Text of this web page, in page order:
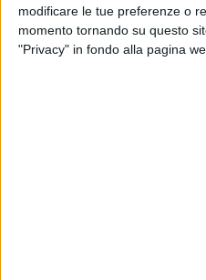
modificare le tue preferenze o
momento tornando su questo
"Privacy" in fondo alla pagina
Nicoletta Bruno, segretaria e
condotto l'incontro con